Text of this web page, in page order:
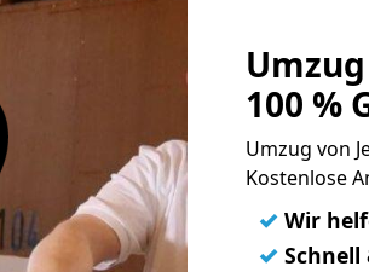
100 %
Umzug von
Kostenlose
✓ Wir
✓